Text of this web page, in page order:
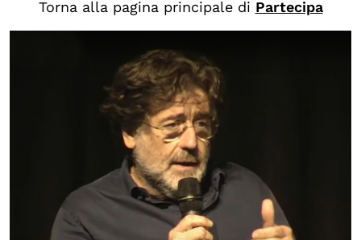
Chi siamo
Persone
Archivi del presente
Mostre digitali
I CONTENUTI
Osservatori di ricerca
Torna alla pagina principale di Partecipa